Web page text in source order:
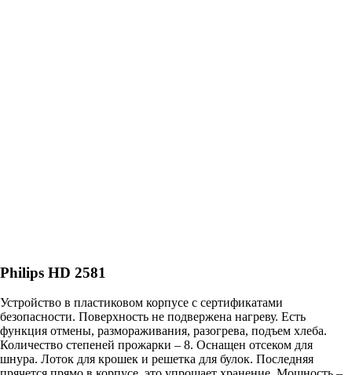
Philips HD 2581
Устройство в пластиковом корпусе с сертификатами
безопасности. Поверхность не подвержена нагреву. Есть
функция отмены, размораживания, разогрева, подъем хлеба.
Количество степеней прожарки – 8. Оснащен отсеком для
шнура. Лоток для крошек и решетка для булок. Последняя